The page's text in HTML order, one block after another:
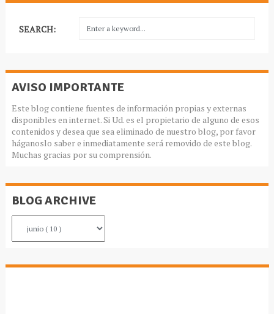
SEARCH:
AVISO IMPORTANTE
Este blog contiene fuentes de información propias y externas
disponibles en internet. Si Ud. es el propietario de alguno de esos
contenidos y desea que sea eliminado de nuestro blog, por favor
háganoslo saber e inmediatamente será removido de este blog.
Muchas gracias por su comprensión.
BLOG ARCHIVE